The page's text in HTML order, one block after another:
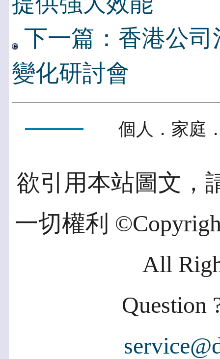
下一篇：香港公司
變化研討會
個人．家庭
欲引用本站圖文，
一切權利
All
Question